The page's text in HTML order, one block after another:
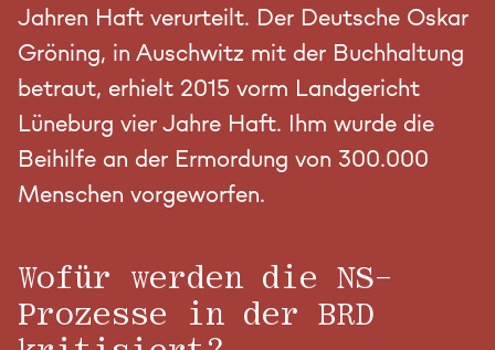
Jahren Haft verurteilt. Der Deutsche Oskar
Gröning, in Auschwitz mit der Buchhaltung
betraut, erhielt 2015 vorm Landgericht
Lüneburg vier Jahre Haft. Ihm wurde die
Beihilfe an der Ermordung von 300.000
Menschen vorgeworfen.
Wofür werden die NS-
Prozesse in der BRD